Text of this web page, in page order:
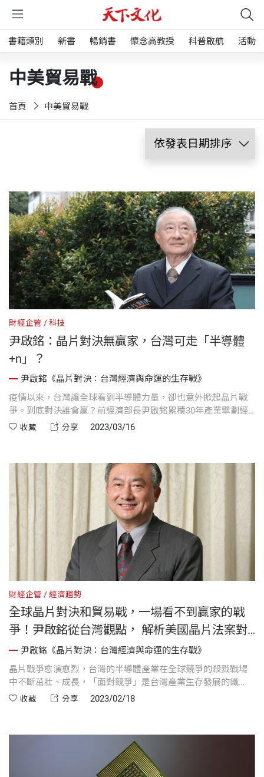
書籍類別 新書 暢銷書 懷念高教授 科普啟航 活動
中美貿易戰
首頁 中美貿易戰
財經企管 科技
尹啟銘：晶片對決無贏家，台灣可走「半導體
+n」？
尹啟銘《晶片對決：台灣經濟與命運的生存戰》
疫情以來，台灣讓全球看到半導體力量，卻也意外掀起晶片戰
爭。到底對決誰會贏？前經濟部長尹啟銘累積30年產業擘劃經
驗，本週將發表新書《晶片對決：台灣經濟與命運的生存
收藏 分享 2023/03/16
財經企管 經濟趨勢
全球晶片對決和貿易戰，一場看不到贏家的戰
爭！尹啟銘從台灣觀點， 解析美國晶片法案對
台灣經濟與國力的影響
尹啟銘《晶片對決：台灣經濟與命運的生存戰》
晶片戰爭愈演愈烈，台灣的半導體產業在全球競爭的殺戮戰場
中不斷茁壯、成長，「面對競爭」是台灣產業生存發展的鐵
律。在全球變局中，尹啟銘新書《晶片對決》，是第一本從台
以下為《晶片對決》自序。
收藏 分享 2023/02/18